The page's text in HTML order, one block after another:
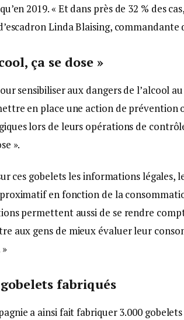
2019. « Et dans près de 32 % des
Linda Blaising, commandante
ça se dose »
sensibiliser aux dangers de l’alcool
en place une action de prévention
lors de leurs opérations de
».
ces gobelets les informations légales,
en fonction de la
permettent aussi de se rendre
aux gens de mieux évaluer leur
gobelets fabriqués
a ainsi fait fabriquer 3.000